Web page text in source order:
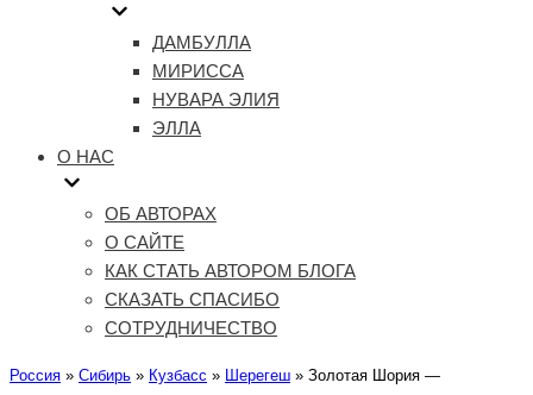
ДАМБУЛЛА
МИРИССА
НУВАРА ЭЛИЯ
ЭЛЛА
О НАС
ОБ АВТОРАХ
О САЙТЕ
КАК СТАТЬ АВТОРОМ БЛОГА
СКАЗАТЬ СПАСИБО
СОТРУДНИЧЕСТВО
Россия » Сибирь » Кузбасс » Шерегеш » Золотая Шория —